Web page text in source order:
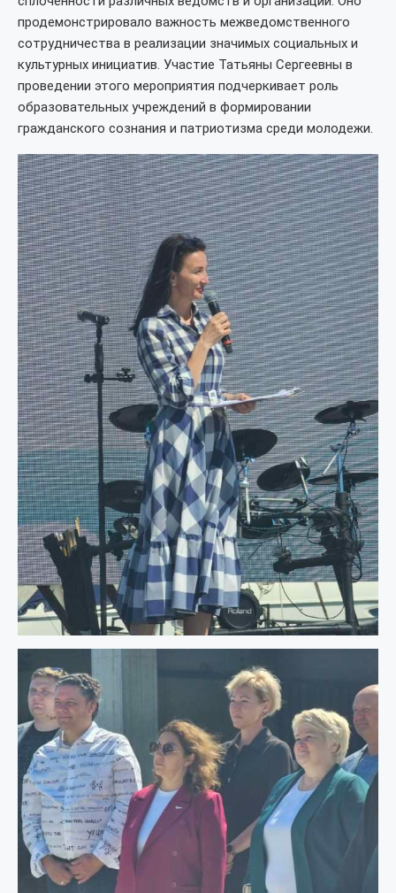
продемонстрировало важность межведомственного
сотрудничества в реализации значимых социальных и
культурных инициатив. Участие Татьяны Сергеевны в
проведении этого мероприятия подчеркивает роль
образовательных учреждений в формировании
гражданского сознания и патриотизма среди молодежи.